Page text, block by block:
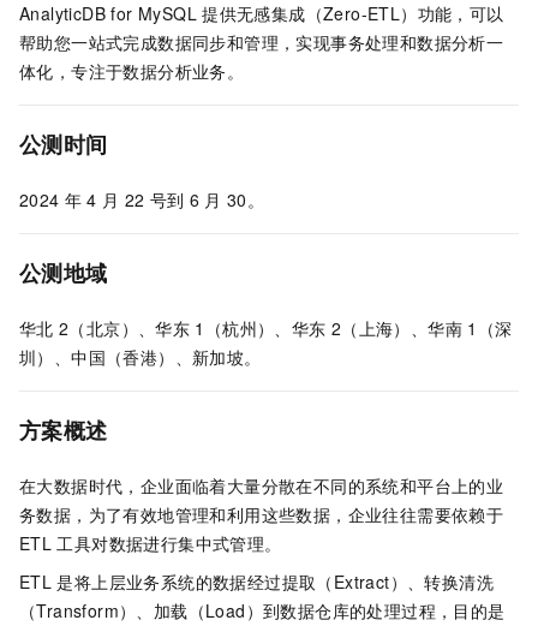
AnalyticDB for MySQL 提供无感集成（Zero-ETL）功能，可以
帮助您一站式完成数据同步和管理，实现事务处理和数据分析一
体化，专注于数据分析业务。
公测时间
2024 年 4 月 22 号到 6 月 30。
公测地域
华北 2（北京）、华东 1（杭州）、华东 2（上海）、华南 1（深
圳）、中国（香港）、新加坡。
方案概述
在大数据时代，企业面临着大量分散在不同的系统和平台上的业
务数据，为了有效地管理和利用这些数据，企业往往需要依赖于
ETL 工具对数据进行集中式管理。
ETL 是将上层业务系统的数据经过提取（Extract）、转换清洗
（Transform）、加载（Load）到数据仓库的处理过程，目的是